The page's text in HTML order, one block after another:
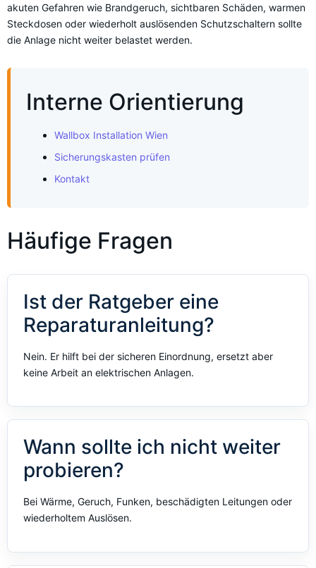
akuten Gefahren wie Brandgeruch, sichtbaren Schäden, warmen
Steckdosen oder wiederholt auslösenden Schutzschaltern sollte
die Anlage nicht weiter belastet werden.
Interne Orientierung
Wallbox Installation Wien
Sicherungskasten prüfen
Kontakt
Häufige Fragen
Ist der Ratgeber eine
Reparaturanleitung?
Nein. Er hilft bei der sicheren Einordnung, ersetzt aber
keine Arbeit an elektrischen Anlagen.
Wann sollte ich nicht weiter
probieren?
Bei Wärme, Geruch, Funken, beschädigten Leitungen oder
wiederholtem Auslösen.